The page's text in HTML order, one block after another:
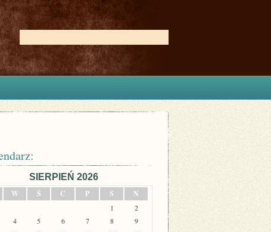
SIERPIEŃ 2026
W Ś C P S N
1
2
4 5 6 7 8
9